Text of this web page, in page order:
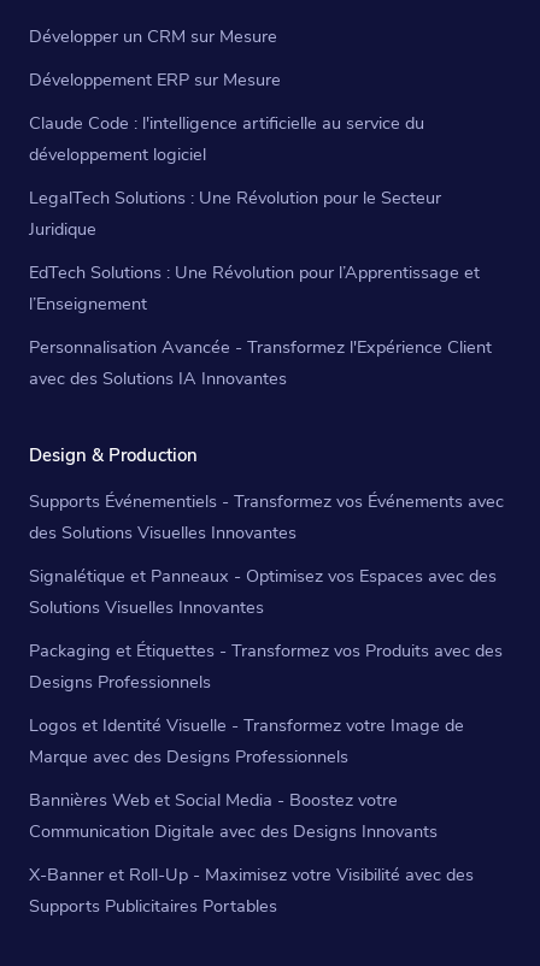
Développer un CRM sur Mesure
Développement ERP sur Mesure
Claude Code : l'intelligence artificielle au service du
développement logiciel
LegalTech Solutions : Une Révolution pour le Secteur
Juridique
EdTech Solutions : Une Révolution pour l’Apprentissage et
l’Enseignement
Personnalisation Avancée - Transformez l'Expérience Client
avec des Solutions IA Innovantes
Design & Production
Supports Événementiels - Transformez vos Événements avec
des Solutions Visuelles Innovantes
Signalétique et Panneaux - Optimisez vos Espaces avec des
Solutions Visuelles Innovantes
Packaging et Étiquettes - Transformez vos Produits avec des
Designs Professionnels
Logos et Identité Visuelle - Transformez votre Image de
Marque avec des Designs Professionnels
Bannières Web et Social Media - Boostez votre
Communication Digitale avec des Designs Innovants
X-Banner et Roll-Up - Maximisez votre Visibilité avec des
Supports Publicitaires Portables